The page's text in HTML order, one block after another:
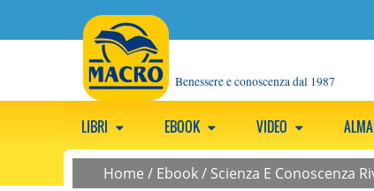
Benessere e conoscenza dal 1987
LIBRI EBOOK VIDEO
Home / Ebook/ Scienza E Conoscenza